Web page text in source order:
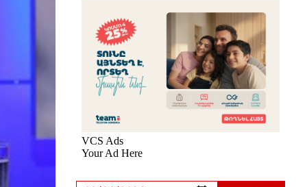
Ես հավատում եմ, որ «Արարարտ-
Արմենիան» ունակ է անցնել
որակավորման վերջին փուլ.
Բերեզովսկի
5 ժամ առաջ
Գերմանիայում ահաբեկչության
Լայպցիգի օդանավակայանում
պայթուցիկով անօդաչու սարք